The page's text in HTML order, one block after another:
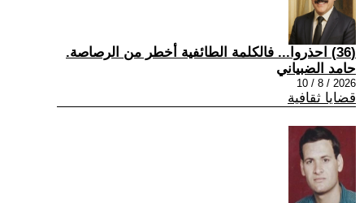
(36) احذروا... فالكلمة الطائفية أخطر من الرصاصة.
حامد الضبياني
2026 / 8 / 10
قضايا ثقافية